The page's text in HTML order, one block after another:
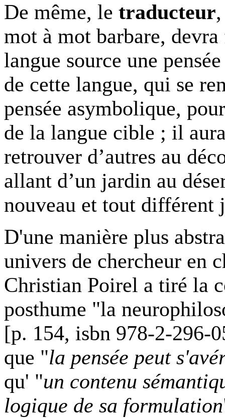
De même, le traducteur
mot à mot barbare,
langue source une
de cette langue, qui se
pensée asymbolique,
de la langue cible ; il
retrouver d’autres au
allant d’un jardin au
nouveau et tout différent
D'une manière plus
univers de chercheur en
Christian Poirel a tiré la
posthume "la
[p. 154, isbn 978-2-296-
que "la pensée peut
qu' "un contenu
logique de sa formulation